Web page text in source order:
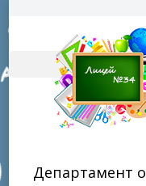
Департамент